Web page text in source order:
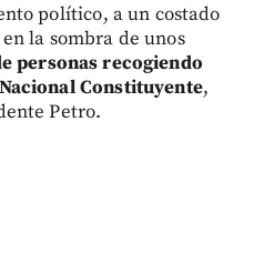
político, a un costado
la sombra de unos
personas recogiendo
Constituyente,
Petro.